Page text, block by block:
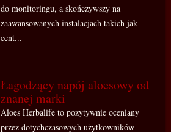
do monitoringu, a skończywszy na
zaawansowanych instalacjach takich jak
cent...
Łagodzący napój aloesowy od
znanej marki
Aloes Herbalife to pozytywnie oceniany
przez dotychczasowych użytkowników